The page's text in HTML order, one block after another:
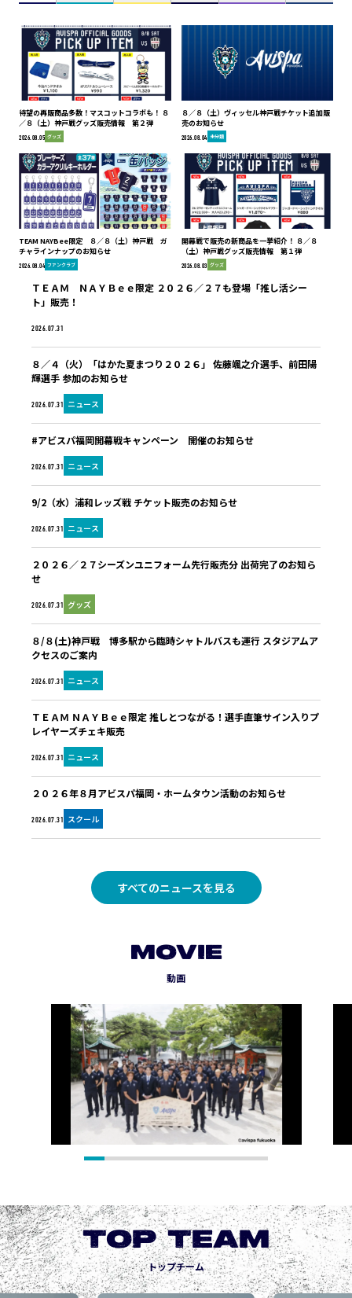
待望の再販商品多数！マスコットコラボも！ ８
／８（土）神戸戦グッズ販売情報 第２弾
2026.08.05 グッズ
８／８（土）ヴィッセル神戸戦チケット追加販
売のお知らせ
2026.08.04 未分類
TEAM NAYBee限定 ８／８（土）神戸戦 ガ
チャラインナップのお知らせ
2026.08.04 ファンクラブ
開幕戦で販売の新商品を一挙紹介！ ８／８
（土）神戸戦グッズ販売情報 第１弾
2026.08.03 グッズ
2026.07.31
ＴＥＡＭ ＮＡＹＢｅｅ限定 ２０２６／２７も登場「推し活シー
ト」販売！
2026.07.31 ニュース
８／４（火）「はかた夏まつり２０２６」 佐藤颯之介選手、前田陽
輝選手 参加のお知らせ
2026.07.31 ニュース
#アビスパ福岡開幕戦キャンペーン 開催のお知らせ
2026.07.31 ニュース
9/2（水）浦和レッズ戦 チケット販売のお知らせ
2026.07.31 グッズ
２０２６／２７シーズンユニフォーム先行販売分 出荷完了のお知ら
せ
2026.07.31 ニュース
８/８(土)神戸戦 博多駅から臨時シャトルバスも運行 スタジアムア
クセスのご案内
2026.07.31 ニュース
ＴＥＡＭ ＮＡＹＢｅｅ限定 推しとつながる！選手直筆サイン入りプ
レイヤーズチェキ販売
2026.07.31 スクール
２０２６年８月アビスパ福岡・ホームタウン活動のお知らせ
すべてのニュースを見る
MOVIE
動画
TOP TEAM
トップチーム